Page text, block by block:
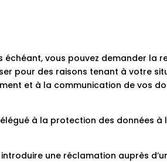
vous pouvez demander la
pour des raisons tenant à votre
et à la communication de vos
à la protection des données à
une réclamation auprès